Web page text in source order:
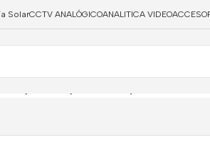
SolarCCTV ANALÓGICOANALITICA VIDEO